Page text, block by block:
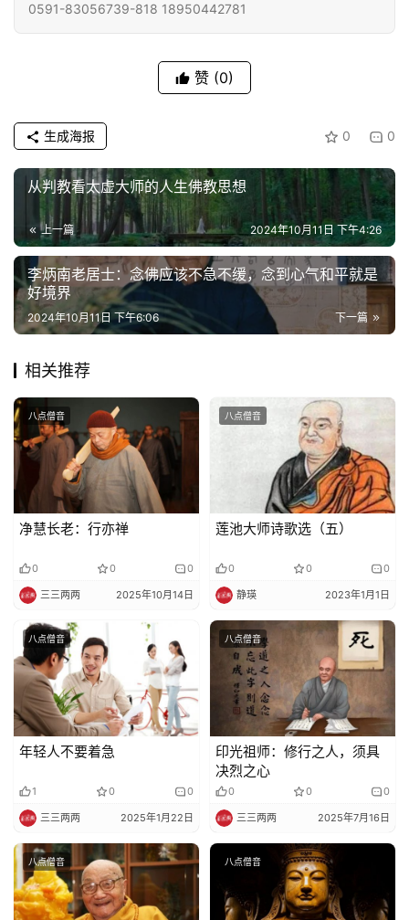
0591-83056739-818 18950442781
赞 (0)
0 0
生成海报
从判教看太虚大师的人生佛教思想
上一篇 2024年10月11日 下午4:26
李炳南老居士：念佛应该不急不缓，念到心气和平就是
好境界
下一篇
2024年10月11日 下午6:06
相关推荐
八点僧音
净慧长老：行亦禅
0 0 0
三三两两 2025年10月14日
八点僧音
莲池大师诗歌选（五）
0 0 0
静瑛 2023年1月1日
八点僧音
年轻人不要着急
1 0 0
三三两两 2025年1月22日
八点僧音
印光祖师：修行之人，须具
决烈之心
0 0 0
三三两两 2025年7月16日
八点僧音 八点僧音